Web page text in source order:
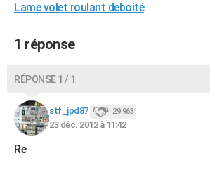
GUIDES D'ACHAT
BONS PLANS
Dictionnaire
Biographies
Citations
Expressions
Proverbes
PROGRAMME TV
COPAINS D'AVANT
Lame volet roulant deboité
1 réponse
RÉPONSE 1 / 1
stf_jpd87 29 963
23 déc. 2012 à 11:42
Re